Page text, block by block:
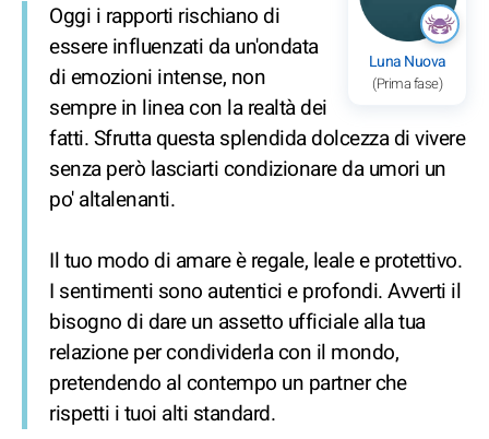
Luna Nuova
(Prima fase)
Oggi i rapporti rischiano di
essere influenzati da un'ondata
di emozioni intense, non
sempre in linea con la realtà dei
fatti. Sfrutta questa splendida dolcezza di vivere
senza però lasciarti condizionare da umori un
po' altalenanti.
Il tuo modo di amare è regale, leale e protettivo.
I sentimenti sono autentici e profondi. Avverti il
bisogno di dare un assetto ufficiale alla tua
relazione per condividerla con il mondo,
pretendendo al contempo un partner che
rispetti i tuoi alti standard.